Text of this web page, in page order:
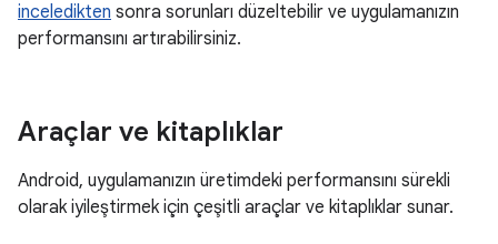
inceledikten sonra sorunları düzeltebilir ve uygulamanızın
performansını artırabilirsiniz.
Araçlar ve kitaplıklar
Android, uygulamanızın üretimdeki performansını sürekli
olarak iyileştirmek için çeşitli araçlar ve kitaplıklar sunar.